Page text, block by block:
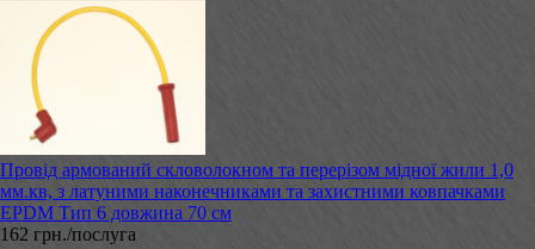
Провід армований скловолокном та перерізом мідної жили 1,0
мм.кв, з латуними наконечниками та захистними ковпачками
EPDM Тип 6 довжина 70 см
162 грн./послуга